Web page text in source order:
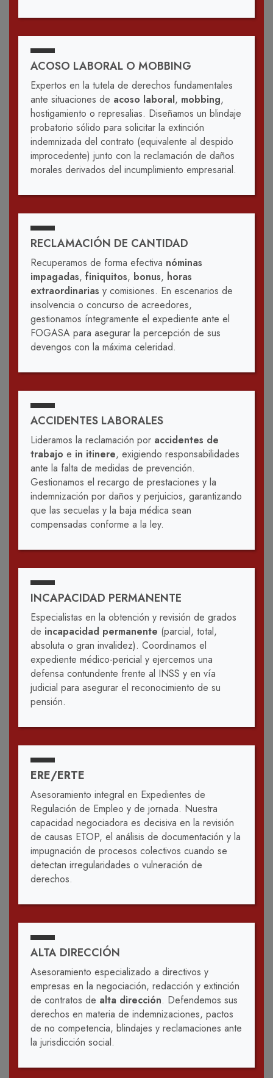
ACOSO LABORAL O MOBBING
Expertos en la tutela de derechos fundamentales
ante situaciones de acoso laboral, mobbing,
hostigamiento o represalias. Diseñamos un blindaje
probatorio sólido para solicitar la extinción
indemnizada del contrato (equivalente al despido
improcedente) junto con la reclamación de daños
morales derivados del incumplimiento empresarial.
RECLAMACIÓN DE CANTIDAD
Recuperamos de forma efectiva nóminas
impagadas, finiquitos, bonus, horas
extraordinarias y comisiones. En escenarios de
insolvencia o concurso de acreedores,
gestionamos íntegramente el expediente ante el
FOGASA para asegurar la percepción de sus
devengos con la máxima celeridad.
ACCIDENTES LABORALES
Lideramos la reclamación por accidentes de
trabajo e in itinere, exigiendo responsabilidades
ante la falta de medidas de prevención.
Gestionamos el recargo de prestaciones y la
indemnización por daños y perjuicios, garantizando
que las secuelas y la baja médica sean
compensadas conforme a la ley.
INCAPACIDAD PERMANENTE
Especialistas en la obtención y revisión de grados
de incapacidad permanente (parcial, total,
absoluta o gran invalidez). Coordinamos el
expediente médico-pericial y ejercemos una
defensa contundente frente al INSS y en vía
judicial para asegurar el reconocimiento de su
pensión.
ERE/ERTE
Asesoramiento integral en Expedientes de
Regulación de Empleo y de jornada. Nuestra
capacidad negociadora es decisiva en la revisión
de causas ETOP, el análisis de documentación y la
impugnación de procesos colectivos cuando se
detectan irregularidades o vulneración de
derechos.
ALTA DIRECCIÓN
Asesoramiento especializado a directivos y
empresas en la negociación, redacción y extinción
de contratos de alta dirección. Defendemos sus
derechos en materia de indemnizaciones, pactos
de no competencia, blindajes y reclamaciones ante
la jurisdicción social.